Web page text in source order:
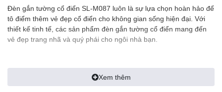
Đèn gắn tường cổ điển SL-M087 luôn là sự lựa chọn hoàn hảo để
tô điểm thêm vẻ đẹp cổ điển cho không gian sống hiện đại. Với
thiết kế tinh tế, các sản phẩm đèn gắn tường cổ điển mang đến
vẻ đẹp trang nhã và quý phái cho ngôi nhà bạn.
Xem thêm